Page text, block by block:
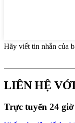
Hãy viết tin nhắn của
LIÊN HỆ
Trực tuyến 24 giờ